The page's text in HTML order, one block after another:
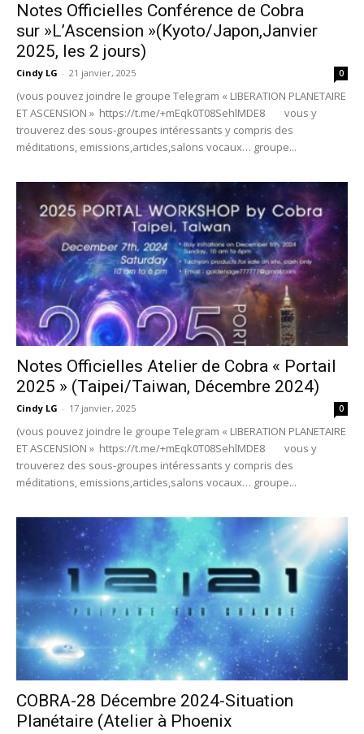
Notes Officielles Conférence de Cobra
sur »L’Ascension »(Kyoto/Japon,Janvier
2025, les 2 jours)
Cindy LG - 21 janvier, 2025 0
(vous pouvez joindre le groupe Telegram « LIBERATION PLANETAIRE
ET ASCENSION » https://t.me/+mEqk0T08SehlMDE8 vous y
trouverez des sous-groupes intéressants y compris des
méditations, emissions,articles,salons vocaux… groupe...
Notes Officielles Atelier de Cobra « Portail
2025 » (Taipei/Taiwan, Décembre 2024)
Cindy LG - 17 janvier, 2025 0
(vous pouvez joindre le groupe Telegram « LIBERATION PLANETAIRE
ET ASCENSION » https://t.me/+mEqk0T08SehlMDE8 vous y
trouverez des sous-groupes intéressants y compris des
méditations, emissions,articles,salons vocaux… groupe...
COBRA-28 Décembre 2024-Situation
Planétaire (Atelier à Phoenix